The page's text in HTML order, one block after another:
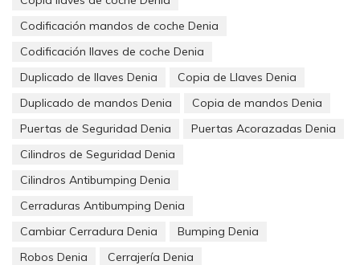
Codificación mandos de coche Denia
Codificación llaves de coche Denia
Duplicado de llaves Denia
Copia de Llaves Denia
Duplicado de mandos Denia
Copia de mandos Denia
Puertas de Seguridad Denia
Puertas Acorazadas Denia
Cilindros de Seguridad Denia
Cilindros Antibumping Denia
Cerraduras Antibumping Denia
Cambiar Cerradura Denia
Bumping Denia
Robos Denia
Cerrajería Denia